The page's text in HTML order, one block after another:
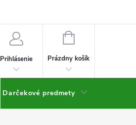
Prihlásenie
NÁKUPNÝ
Prázdny košík
Darčekové predmety